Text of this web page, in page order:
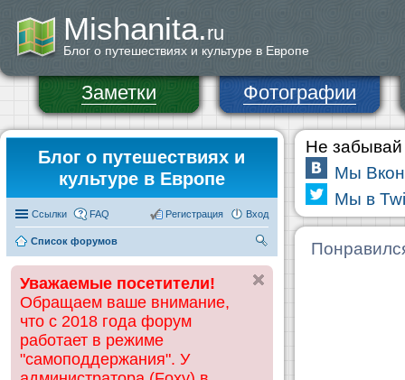
Mishanita.ru
Блог о путешествиях и культуре в Европе
Заметки Фотографии
Блог о путешествиях и
культуре в Европе
Ссылки FAQ Вход
Регистрация
Список форумов
ск
Уважаемые посетители!
Обращаем ваше внимание,
что с 2018 года форум
работает в режиме
"самоподдержания". У
Не забывай
Мы
Мы в